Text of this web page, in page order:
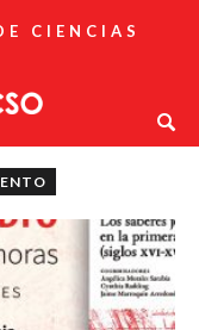
CIENCIAS